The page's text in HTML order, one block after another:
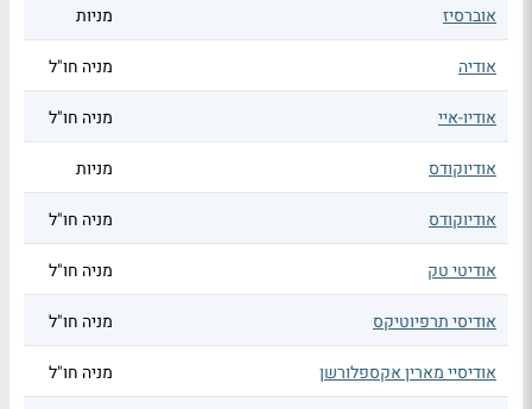
אוברסיז
מניות
אודיה מניה חו"ל
אודיו-איי מניה חו"ל
אודיוקודס מניות
אודיוקודס מניה חו"ל
אודיטי טק מניה חו"ל
אודיסי תרפיוטיקס מניה חו"ל
אודיסיי מארין אקספלורשן מניה חו"ל